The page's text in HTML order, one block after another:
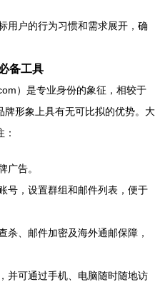
用户的行为习惯和需求展开，确
备工具
）是专业身份的象征，相较于
形象上具有无可比拟的优势。大
广告。
号，设置群组和邮件列表，便于
杀、邮件加密及海外通邮保障，
并可通过手机、电脑随时随地访